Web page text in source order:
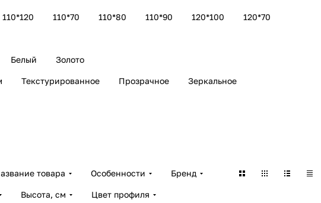
110*120 110*70 110*80 110*90 120*100 120*70
Белый Золото
Текстурированное Прозрачное Зеркальное
товара Особенности Бренд
Высота, см Цвет профиля